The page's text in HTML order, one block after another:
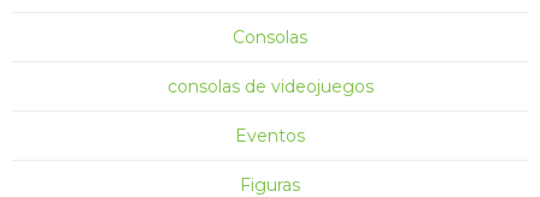
Consolas
consolas de videojuegos
Eventos
Figuras